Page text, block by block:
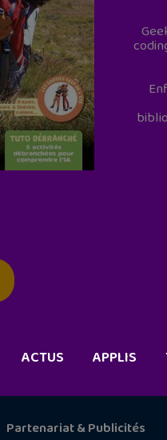
ACTUS APPLIS
Partenariat & Publicités